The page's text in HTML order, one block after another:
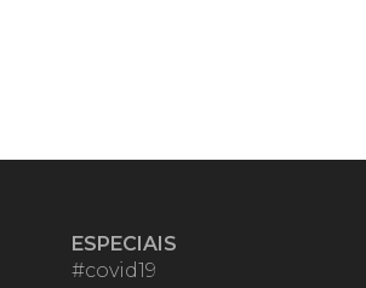
ESPECIAIS
#covid19